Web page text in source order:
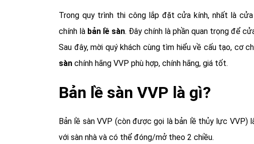
Trong quy trình thi công lắp đặt cửa kính, nhất là
chính là bản lề sàn. Đây chính là phần quan trọng để
Sau đây, mời quý khách cùng tìm hiểu về cấu tạo, cơ
sàn chính hãng VVP phù hợp, chính hãng, giá tốt.
Bản lề sàn VVP là gì?
Bản lề sàn VVP (còn được gọi là bản lề thủy lực VVP)
với sàn nhà và có thể đóng/mở theo 2 chiều.